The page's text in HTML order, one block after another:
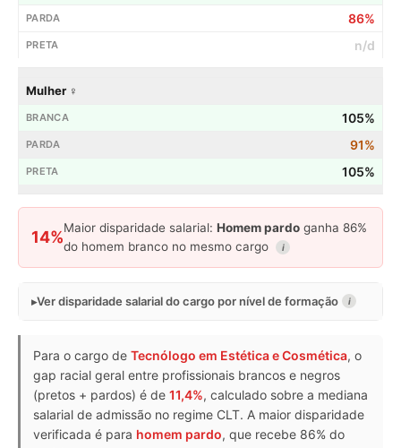
86%
n/d
Mulher ♀
105%
91%
105%
14%
Maior disparidade salarial: Homem pardo ganha 86%
do homem branco no mesmo cargo
i
Ver disparidade salarial do cargo por nível de formação i
Para o cargo de Tecnólogo em Estética e Cosmética, o
gap racial geral entre profissionais brancos e negros
(pretos + pardos) é de 11,4%, calculado sobre a mediana
salarial de admissão no regime CLT. A maior disparidade
verificada é para homem pardo, que recebe 86% do